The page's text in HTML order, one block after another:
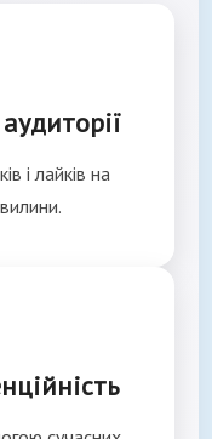
і лайків на